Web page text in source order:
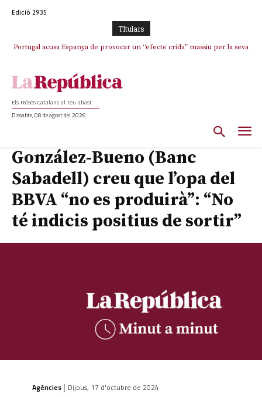
Edició 2935
TItulars
Portugal acusa Espanya de provocar un “efecte crida” massiu per la seva
Els Països Catalans al teu abast
Dissabte, 08 de agost del 2026
González-Bueno (Banc
Sabadell) creu que l’opa del
BBVA “no es produirà”: “No
té indicis positius de sortir”
Agències | Dijous, 17 d'octubre de 2024